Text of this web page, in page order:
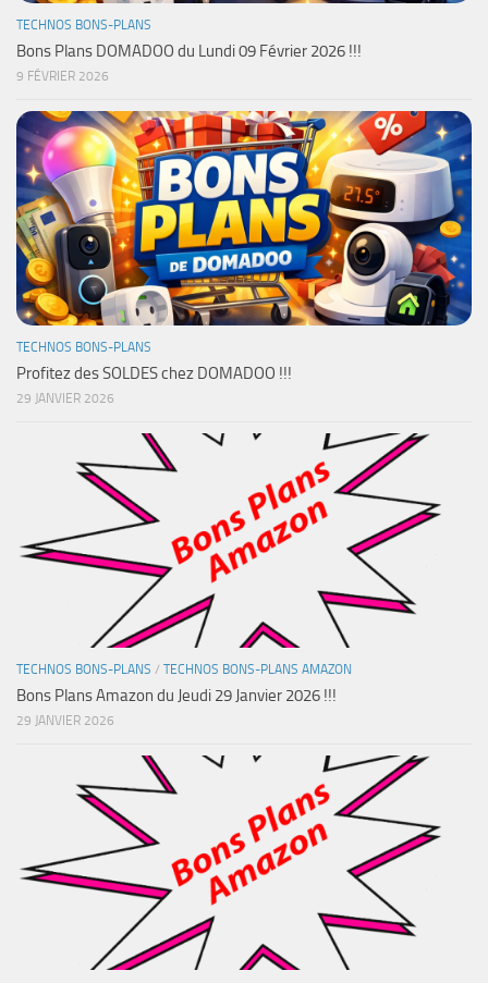
TECHNOS BONS-PLANS
Bons Plans DOMADOO du Lundi 09 Février 2026 !!!
9 FÉVRIER 2026
TECHNOS BONS-PLANS
Profitez des SOLDES chez DOMADOO !!!
29 JANVIER 2026
TECHNOS BONS-PLANS / TECHNOS BONS-PLANS AMAZON
Bons Plans Amazon du Jeudi 29 Janvier 2026 !!!
29 JANVIER 2026